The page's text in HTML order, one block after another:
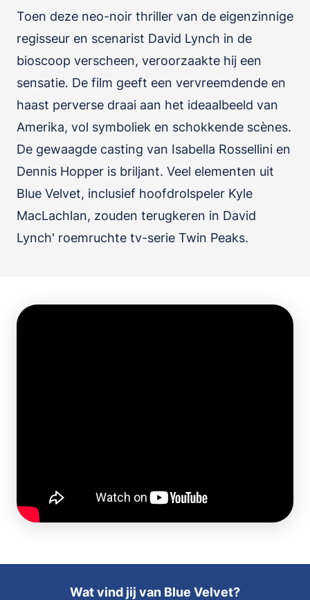
Toen deze neo-noir thriller van de eigenzinnige
regisseur en scenarist David Lynch in de
bioscoop verscheen, veroorzaakte hij een
sensatie. De film geeft een vervreemdende en
haast perverse draai aan het ideaalbeeld van
Amerika, vol symboliek en schokkende scènes.
De gewaagde casting van Isabella Rossellini en
Dennis Hopper is briljant. Veel elementen uit
Blue Velvet, inclusief hoofdrolspeler Kyle
MacLachlan, zouden terugkeren in David
Lynch' roemruchte tv-serie Twin Peaks.
Wat vind jij van Blue Velvet?